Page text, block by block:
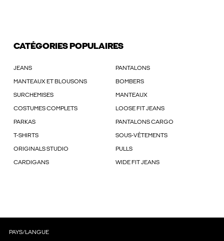
CATÉGORIES POPULAIRES
JEANS PANTALONS
MANTEAUX ET BLOUSONS BOMBERS
SURCHEMISES MANTEAUX
COSTUMES COMPLETS LOOSE FIT JEANS
PARKAS PANTALONS CARGO
T-SHIRTS SOUS-VÊTEMENTS
ORIGINALS STUDIO PULLS
CARDIGANS WIDE FIT JEANS
PAYS/LANGUE